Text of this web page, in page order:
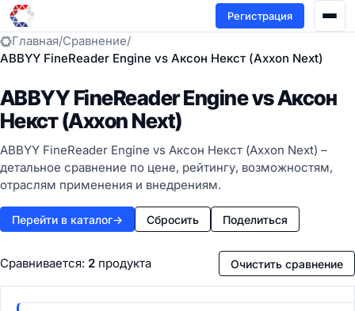
Регистрация
Главная/Сравнение/
ABBYY FineReader Engine vs Аксон Некст (Axxon Next)
ABBYY FineReader Engine vs Аксон
Некст (Axxon Next)
ABBYY FineReader Engine vs Аксон Некст (Axxon Next) –
детальное сравнение по цене, рейтингу, возможностям,
отраслям применения и внедрениям.
Перейти в каталог→ Сбросить Поделиться
Сравнивается: 2 продукта Очистить сравнение